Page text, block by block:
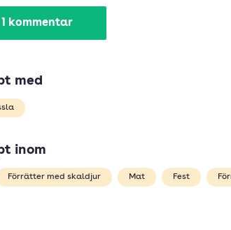
1 kommentar
med
inom
Förrätter med skaldjur Mat Fest